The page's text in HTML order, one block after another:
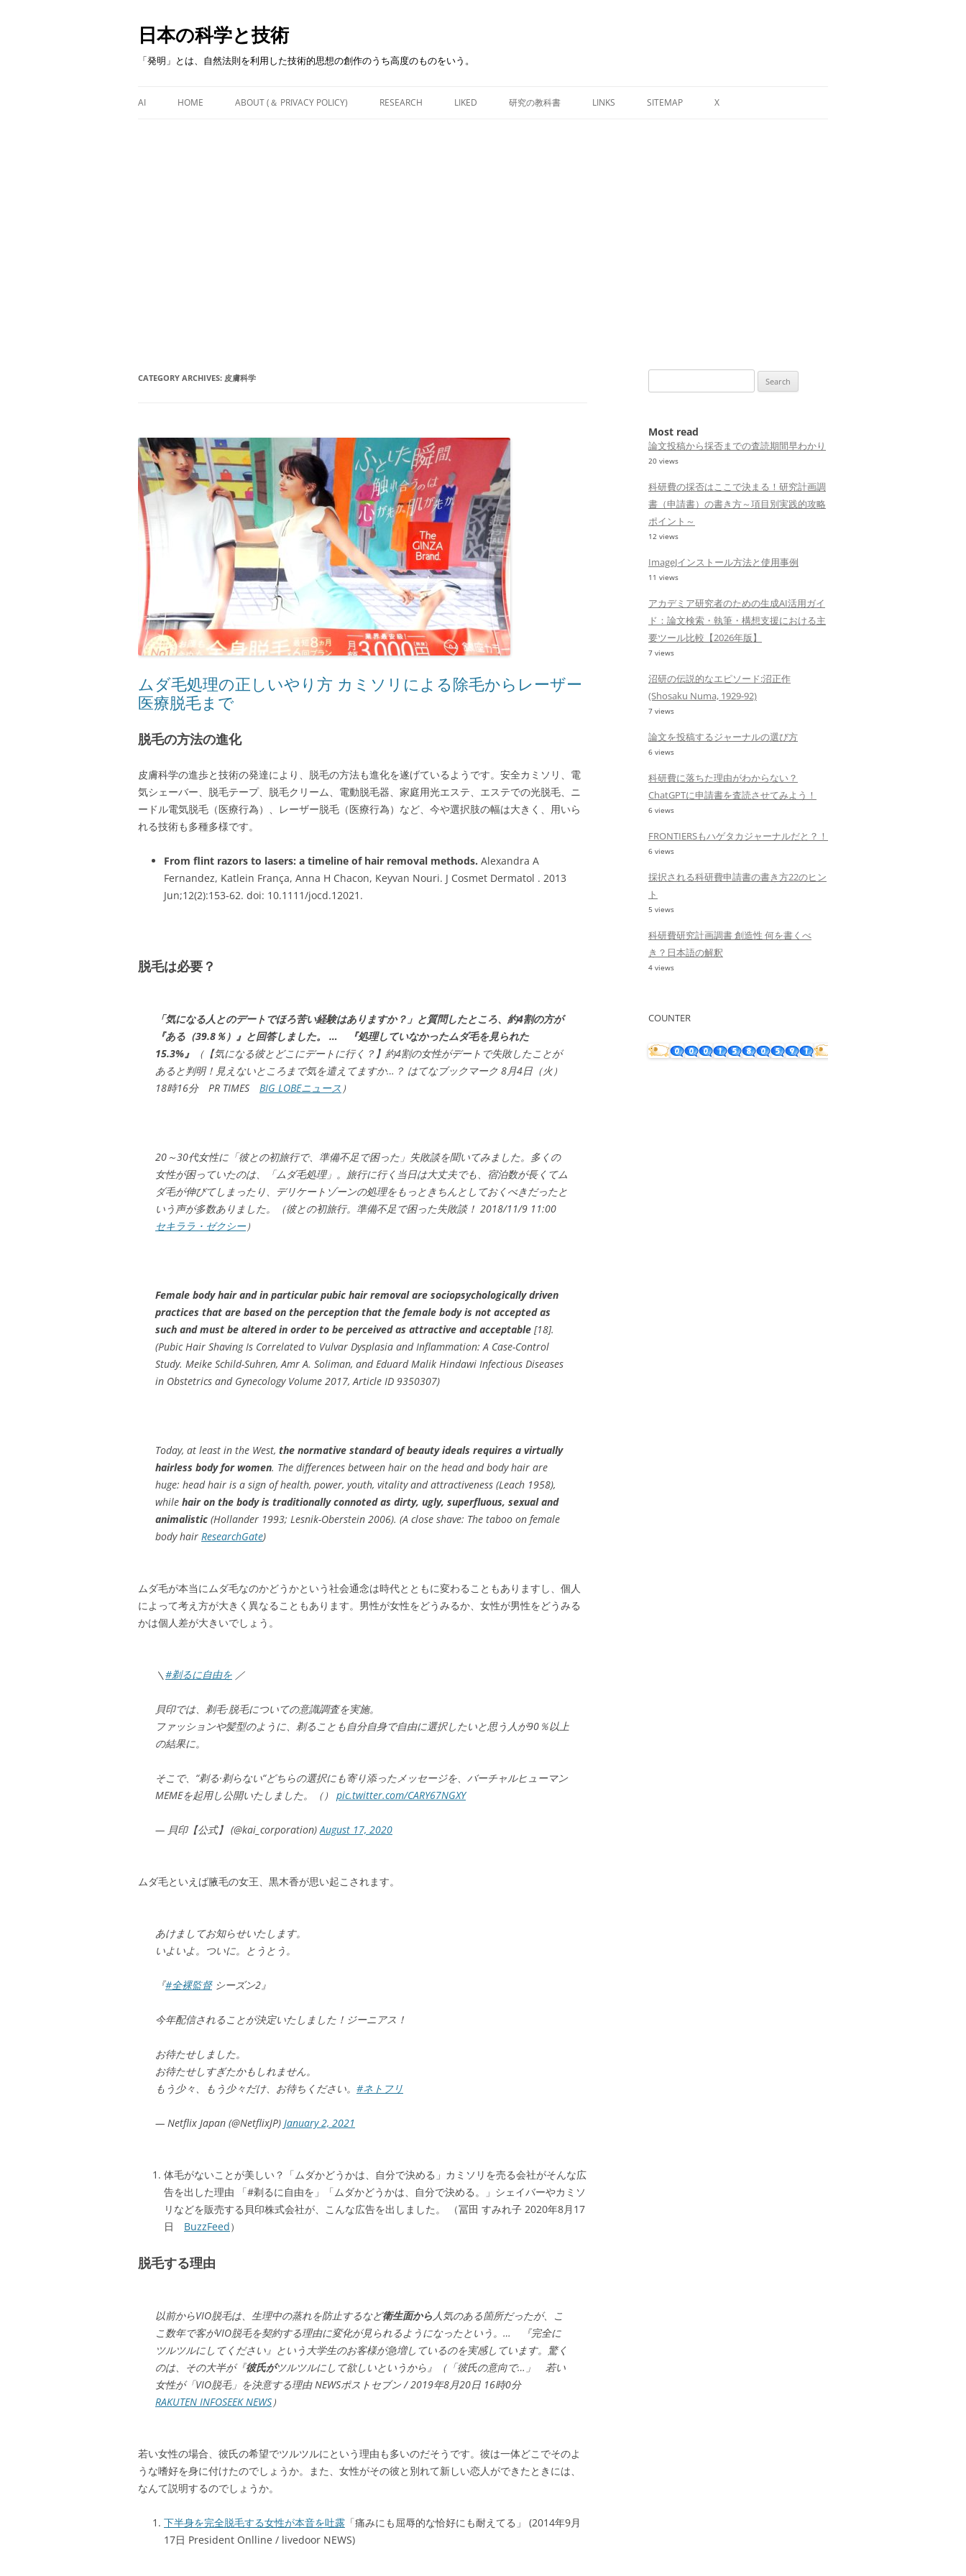
日本の科学と技術
「発明」とは、自然法則を利用した技術的思想の創作のうち高度のものをいう。
content
AI HOME ABOUT (＆ PRIVACY POLICY) RESEARCH LIKED 研究の教科書 LINKS SITEMAP X
CATEGORY ARCHIVES: 皮膚科学
ムダ毛処理の正しいやり方 カミソリによる除毛からレーザー
医療脱毛まで
脱毛の方法の進化
皮膚科学の進歩と技術の発達により、脱毛の方法も進化を遂げているようです。安全カミソリ、電
気シェーバー、脱毛テープ、脱毛クリーム、電動脱毛器、家庭用光エステ、エステでの光脱毛、ニ
ードル電気脱毛（医療行為）、レーザー脱毛（医療行為）など、今や選択肢の幅は大きく、用いら
れる技術も多種多様です。
From flint razors to lasers: a timeline of hair removal methods. Alexandra A
Fernandez, Katlein França, Anna H Chacon, Keyvan Nouri. J Cosmet Dermatol . 2013
Jun;12(2):153-62. doi: 10.1111/jocd.12021.
脱毛は必要？
「気になる人とのデートでほろ苦い経験はありますか？」と質問したところ、約4割の方が
『ある（39.8％）』と回答しました。 … 『処理していなかったムダ毛を見られた
15.3%』
（【気になる彼とどこにデートに行く？】約4割の女性がデートで失敗したことが
あると判明！見えないところまで気を遣えてますか…？ はてなブックマーク 8月4日（火）
18時16分 PR TIMES BIG LOBEニュース ）
20～30代女性に「彼との初旅行で、準備不足で困った」失敗談を聞いてみました。多くの
女性が困っていたのは、「ムダ毛処理」。旅行に行く当日は大丈夫でも、宿泊数が長くてム
ダ毛が伸びてしまったり、デリケートゾーンの処理をもっときちんとしておくべきだったと
いう声が多数ありました。（彼との初旅行。準備不足で困った失敗談！ 2018/11/9 11:00
セキララ・ゼクシー）
Female body hair and in particular pubic hair removal are sociopsychologically driven
practices that are based on the perception that the female body is not accepted as
such and must be altered in order to be perceived as attractive and acceptable [18].
(Pubic Hair Shaving Is Correlated to Vulvar Dysplasia and Inflammation: A Case-Control
Study. Meike Schild-Suhren, Amr A. Soliman, and Eduard Malik Hindawi Infectious Diseases
in Obstetrics and Gynecology Volume 2017, Article ID 9350307)
Today, at least in the West, the normative standard of beauty ideals requires a virtually
hairless body for women. The differences between hair on the head and body hair are
huge: head hair is a sign of health, power, youth, vitality and attractiveness (Leach 1958),
while hair on the body is traditionally connoted as dirty, ugly, superfluous, sexual and
animalistic (Hollander 1993; Lesnik-Oberstein 2006). (A close shave: The taboo on female
body hair ResearchGate)
ムダ毛が本当にムダ毛なのかどうかという社会通念は時代とともに変わることもありますし、個人
によって考え方が大きく異なることもあります。男性が女性をどうみるか、女性が男性をどうみる
かは個人差が大きいでしょう。
＼#剃るに自由を ／
貝印では、剃毛·脱毛についての意識調査を実施。
ファッションや髪型のように、剃ることも自分自身で自由に選択したいと思う人が90％以上
の結果に。
そこで、“剃る·剃らない“どちらの選択にも寄り添ったメッセージを、バーチャルヒューマン
MEMEを起用し公開いたしました。（） pic.twitter.com/CARY67NGXY
— 貝印【公式】 (@kai_corporation)August 17, 2020
ムダ毛といえば腋毛の女王、黒木香が思い起こされます。
あけましてお知らせいたします。
いよいよ。ついに。とうとう。
『#全裸監督シーズン2』
今年配信されることが決定いたしました！ジーニアス！
お待たせしました。
お待たせしすぎたかもしれません。
もう少々、もう少々だけ、お待ちください。 #ネトフリ
— Netflix Japan (@NetflixJP) January 2, 2021
体毛がないことが美しい？「ムダかどうかは、自分で決める」カミソリを売る会社がそんな広
告を出した理由 「#剃るに自由を」「ムダかどうかは、自分で決める。」シェイバーやカミソ
リなどを販売する貝印株式会社が、こんな広告を出しました。 （冨田 すみれ子 2020年8月17
日 BuzzFeed）
脱毛する理由
以前からVIO脱毛は、生理中の蒸れを防止するなど衛生面から人気のある箇所だったが、こ
こ数年で客がVIO脱毛を契約する理由に変化が見られるようになったという。… 『完全に
ツルツルにしてください』という大学生のお客様が急増しているのを実感しています。驚く
のは、その大半が『彼氏がツルツルにして欲しいというから』（「彼氏の意向で…」 若い
女性が「VIO脱毛」を決意する理由 NEWSポストセブン / 2019年8月20日 16時0分
RAKUTEN INFOSEEK NEWS）
若い女性の場合、彼氏の希望でツルツルにという理由も多いのだそうです。彼は一体どこでそのよ
うな嗜好を身に付けたのでしょうか。また、女性がその彼と別れて新しい恋人ができたときには、
なんて説明するのでしょうか。
下半身を完全脱毛する女性が本音を吐露 「痛みにも屈辱的な恰好にも耐えてる」 (2014年9月
17日 President Onlline / livedoor NEWS)
for:
Most read
論文投稿から採否までの査読期間早わかり
20 views
科研費の採否はここで決まる！研究計画調
書（申請書）の書き方～項目別実践的攻略
ポイント～
12 views
ImageJインストール方法と使用事例
11 views
アカデミア研究者のための生成AI活用ガイ
ド：論文検索・執筆・構想支援における主
要ツール比較【2026年版】
7 views
沼研の伝説的なエピソード:沼正作
(Shosaku Numa, 1929-92)
7 views
論文を投稿するジャーナルの選び方
6 views
科研費に落ちた理由がわからない？
ChatGPTに申請書を査読させてみよう！
6 views
FRONTIERSもハゲタカジャーナルだと？！
6 views
採択される科研費申請書の書き方22のヒン
ト
5 views
科研費研究計画調書 創造性 何を書くべ
き？日本語の解釈
4 views
COUNTER